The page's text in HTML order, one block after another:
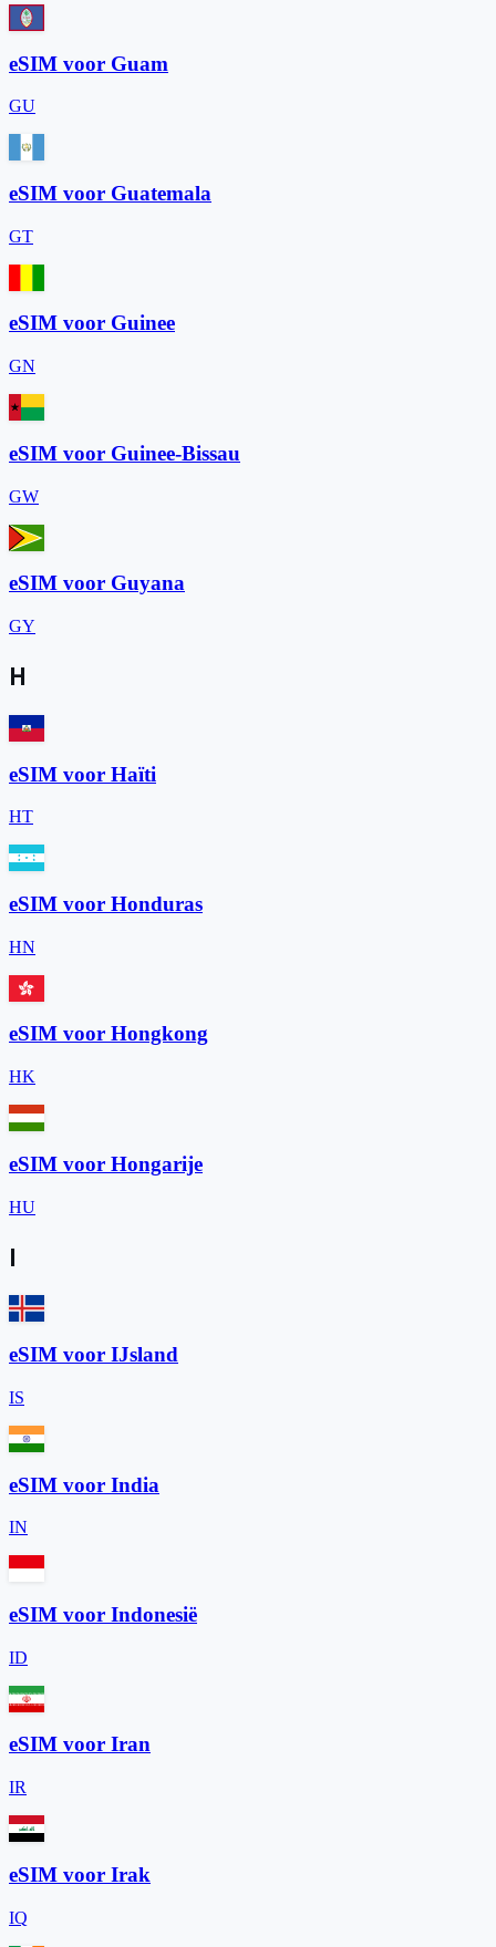
eSIM voor Guam
GU
eSIM voor Guatemala
GT
eSIM voor Guinee
GN
eSIM voor Guinee-Bissau
GW
eSIM voor Guyana
GY
H
eSIM voor Haïti
HT
eSIM voor Honduras
HN
eSIM voor Hongkong
HK
eSIM voor Hongarije
HU
I
eSIM voor IJsland
IS
eSIM voor India
IN
eSIM voor Indonesië
ID
eSIM voor Iran
IR
eSIM voor Irak
IQ